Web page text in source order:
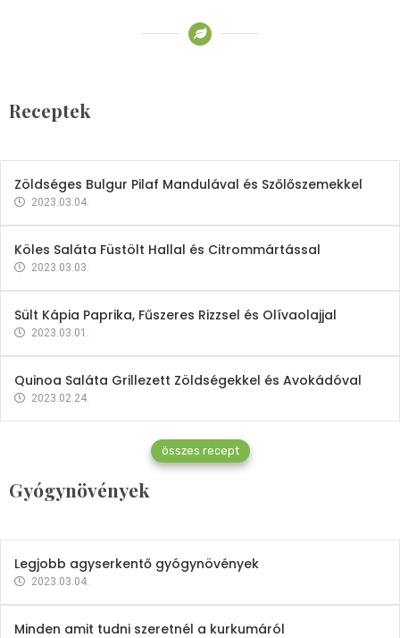
Receptek
2023.03.06.
Zöldséges Bulgur Pilaf Mandulával és Szőlőszemekkel
2023.03.04.
Köles Saláta Füstölt Hallal és Citrommártással
2023.03.03.
Sült Kápia Paprika, Fűszeres Rizzsel és Olívaolajjal
2023.03.01.
Quinoa Saláta Grillezett Zöldségekkel és Avokádóval
2023.02.24.
összes recept
Gyógynövények
Gyógynövények
Mindent a petrezselyemről
2023.12.21.
Legjobb agyserkentő gyógynövények
2023.03.04.
Minden amit tudni szeretnél a kurkumáról